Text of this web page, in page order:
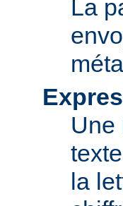
La
Une
la